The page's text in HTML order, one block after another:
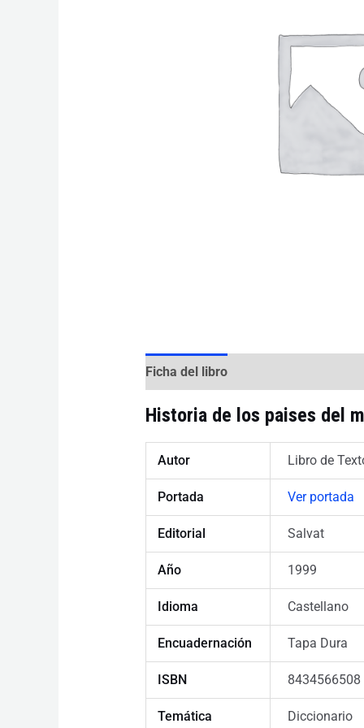
Ficha del libro
Historia de los paises del
Autor Libro de
Portada Ver portada
Editorial Salvat
Año 1999
Idioma Castellano
Encuadernación Tapa Dura
ISBN 8434566508
Temática Diccionario